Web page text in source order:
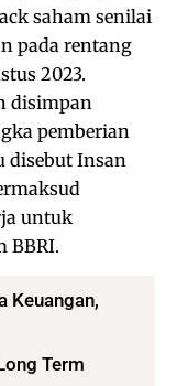
saham senilai
pada rentang
2023.
disimpan
pemberian
disebut Insan
untuk
BBRI.
Keuangan,
Term